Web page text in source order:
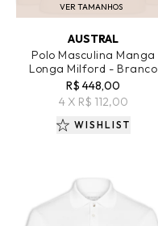
VER TAMANHOS
ADICIONAR AO CARRINHO
AUSTRAL
Polo Masculina Manga
Longa Milford - Branco
R$ 448,00
4 X R$ 112,00
WISHLIST